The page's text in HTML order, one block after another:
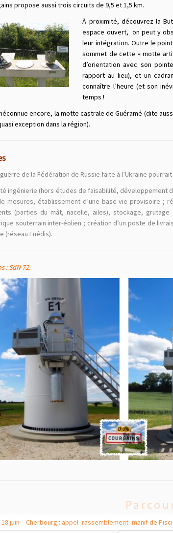
propose aussi trois circuits de 9,5 et 1,5 km.
À proximité, découvrez la
espace ouvert, on peut y
leur intégration. Outre le
sommet de cette « motte
d’orientation avec son
rapport au lieu), et un
connaître l’heure (et son
temps !
encore, la motte castrale de Guéramé (dite
exception dans la région).
guerre de la Fédération de Russie faite à l’Ukraine
ingénierie (hors études de faisabilité, développement
mesures, établissement d’une base-vie provisoire ;
(parties du mât, nacelle, ailes), stockage,
souterrain inter-éolien ; création d’un poste de
(réseau Enédis).
: SdN 72.
18 juin – Cherbourg : appel–rassemblement–manif de